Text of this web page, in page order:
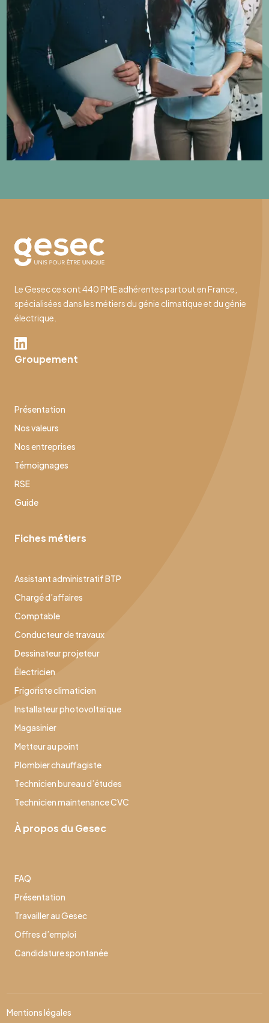
Le Gesec ce sont 440 PME adhérentes partout en France,
spécialisées dans les métiers du génie climatique et du génie
électrique.
Groupement
Présentation
Nos valeurs
Nos entreprises
Témoignages
RSE
Guide
Fiches métiers
Assistant administratif BTP
Chargé d’affaires
Comptable
Conducteur de travaux
Dessinateur projeteur
Électricien
Frigoriste climaticien
Installateur photovoltaïque
Magasinier
Metteur au point
Plombier chauffagiste
Technicien bureau d’études
Technicien maintenance CVC
À propos du Gesec
FAQ
Présentation
Travailler au Gesec
Offres d’emploi
Candidature spontanée
Mentions légales